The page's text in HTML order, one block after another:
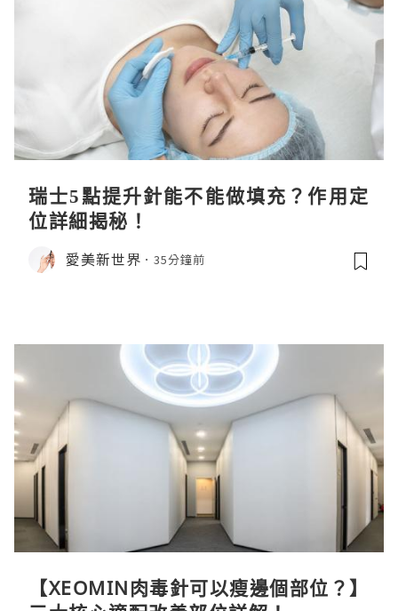
瑞士5點提升針能不能做填充？作用定
位詳細揭秘！
愛美新世界 35分鐘前
【XEOMIN肉毒針可以瘦邊個部位？】